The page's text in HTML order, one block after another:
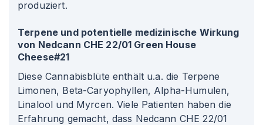
produziert.
Terpene und potentielle medizinische Wirkung
von Nedcann CHE 22/01 Green House
Cheese#21
Diese Cannabisblüte enthält u.a. die Terpene
Limonen, Beta-Caryophyllen, Alpha-Humulen,
Linalool und Myrcen. Viele Patienten haben die
Erfahrung gemacht, dass Nedcann CHE 22/01